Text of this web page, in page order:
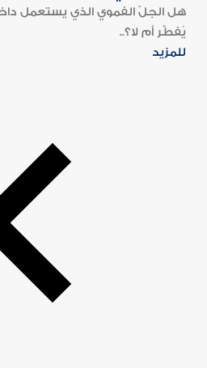
هل الجلّ الفموي الذي يستعمل
يُفطِّر أم لا؟..
للمزيد